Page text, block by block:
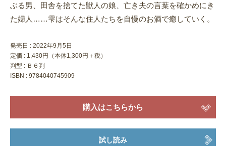
ぶる男、田舎を捨てた獣人の娘、亡き夫の言葉を確かめにき
た婦人……雫はそんな住人たちを自慢のお酒で癒していく。
発売日 : 2022年9月5日
定価 : 1,430円（本体1,300円＋税）
判型 : Ｂ６判
ISBN : 9784040745909
購入はこちらから
試し読み